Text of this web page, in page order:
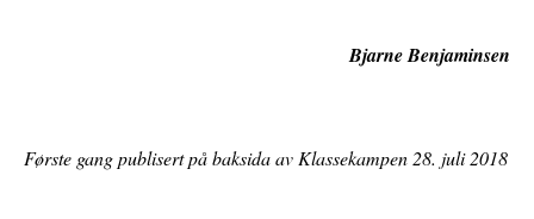
Bjarne Benjaminsen
Første gang publisert på baksida av Klassekampen 28. juli 2018